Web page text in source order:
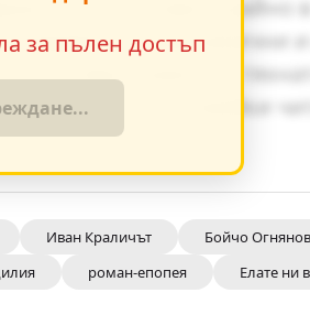
които остават трайно
редуване на динамични
на персонажите и
насочвайки
за пълен достъп
Иван Краличът Бойчо Огнянов
роман-епопея Елате ни